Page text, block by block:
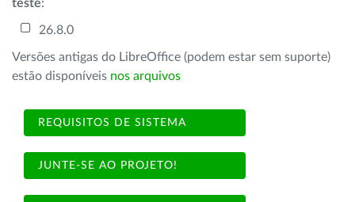
teste:
26.8.0
Versões antigas do LibreOffice (podem estar sem suporte)
estão disponíveis nos arquivos
REQUISITOS DE SISTEMA
JUNTE-SE AO PROJETO!